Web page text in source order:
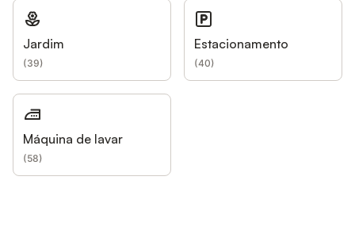
Jardim
(39)
Estacionamento
(40)
Máquina de lavar
(58)